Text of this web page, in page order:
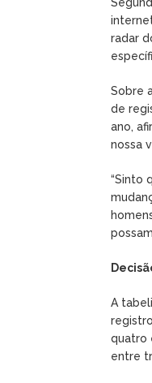
radar
Sobre
de
ano,
nossa
“Sinto
A
quatro
entre